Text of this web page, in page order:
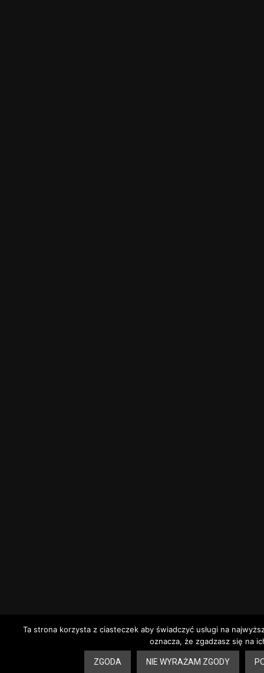
Ta strona korzysta z ciasteczek aby świadczyć usługi na
oznacza, że zgadzasz się na
ZGODA NIE WYRAŻAM ZGODY